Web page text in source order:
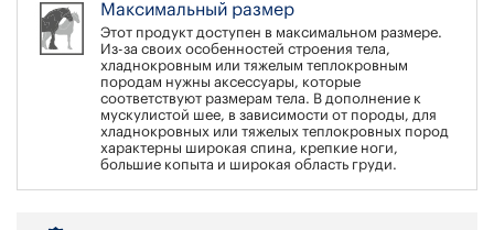
Максимальный размер
Этот продукт доступен в максимальном размере.
Из-за своих особенностей строения тела,
хладнокровным или тяжелым теплокровным
породам нужны аксессуары, которые
соответствуют размерам тела. В дополнение к
мускулистой шее, в зависимости от породы, для
хладнокровных или тяжелых теплокровных пород
характерны широкая спина, крепкие ноги,
большие копыта и широкая область груди.